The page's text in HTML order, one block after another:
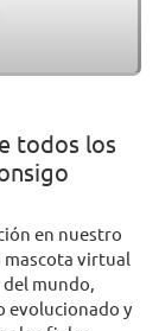
todos los
en nuestro
mascota virtual
mundo,
evolucionado y